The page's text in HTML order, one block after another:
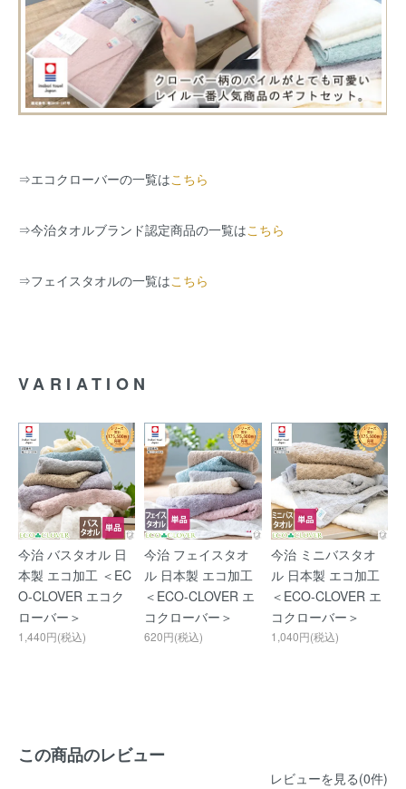
⇒エコクローバーの一覧はこちら
⇒今治タオルブランド認定商品の一覧はこちら
⇒フェイスタオルの一覧はこちら
VARIATION
今治 バスタオル 日
本製 エコ加工 ＜EC
O-CLOVER エコク
ローバー＞
1,440円(税込)
今治 フェイスタオ
ル 日本製 エコ加工
＜ECO-CLOVER エ
コクローバー＞
620円(税込)
今治 ミニバスタオ
ル 日本製 エコ加工
＜ECO-CLOVER エ
コクローバー＞
1,040円(税込)
この商品のレビュー
レビューを見る(0件)